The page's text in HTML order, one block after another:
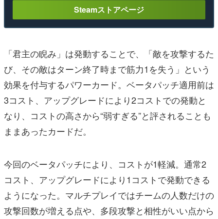
Steamストアページ
「君主の睨み」は発動することで、「敵を攻撃するた
び、その敵はターン終了時まで筋力1を失う」という
効果を付与するパワーカード。ベータパッチ適用前は
3コスト、アップグレードにより2コストでの発動と
なり、コストの高さから“弱すぎる”と評されることも
ままあったカードだ。
今回のベータパッチにより、コストが1軽減。通常2
コスト、アップグレードにより1コストで発動できる
ようになった。マルチプレイではチームの人数だけの
攻撃回数が増える点や、多段攻撃と相性がいい点から